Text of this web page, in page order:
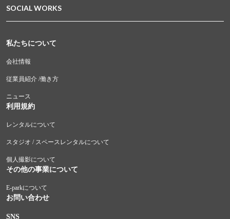
SOCIAL WORKS
私たちについて
会社情報
従業員紹介 /働き方
ニュース
利用規約
レンタルについて
スタジオ / スペースレンタルについて
個人撮影について
その他の事業について
E-parkについて
お問い合わせ
SNS